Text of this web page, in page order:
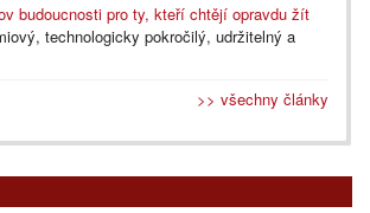
budoucnosti pro ty, kteří chtějí opravdu žít
technologicky pokročilý, udržitelný a
>> všechny články